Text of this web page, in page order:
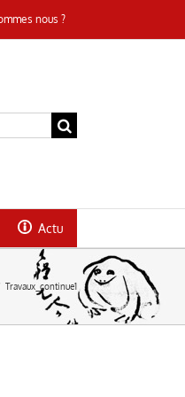
nous ?
Actu
Travaux_continue1